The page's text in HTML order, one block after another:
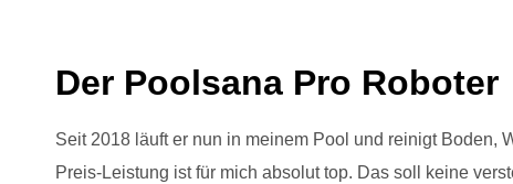
Der Poolsana Pro Roboter
Seit 2018 läuft er nun in meinem Pool und reinigt Boden,
Preis-Leistung ist für mich absolut top. Das soll keine